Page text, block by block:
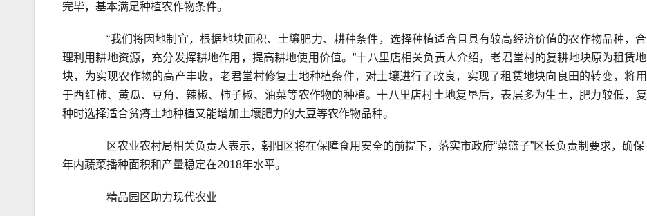
完毕，基本满足种植农作物条件。
“我们将因地制宜，根据地块面积、土壤肥力、耕种条件，选择种植适合且具有较高经济价值的农作物品种，合
理利用耕地资源，充分发挥耕地作用，提高耕地使用价值。”十八里店相关负责人介绍，老君堂村的复耕地块原为租赁地
块，为实现农作物的高产丰收，老君堂村修复土地种植条件，对土壤进行了改良，实现了租赁地块向良田的转变，将用
于西红柿、黄瓜、豆角、辣椒、柿子椒、油菜等农作物的种植。十八里店村土地复垦后，表层多为生土，肥力较低，复
种时选择适合贫瘠土地种植又能增加土壤肥力的大豆等农作物品种。
区农业农村局相关负责人表示，朝阳区将在保障食用安全的前提下，落实市政府“菜篮子”区长负责制要求，确保
年内蔬菜播种面积和产量稳定在2018年水平。
精品园区助力现代农业